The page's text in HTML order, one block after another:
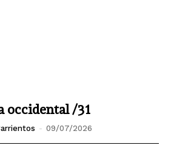
occidental /31
- 09/07/2026